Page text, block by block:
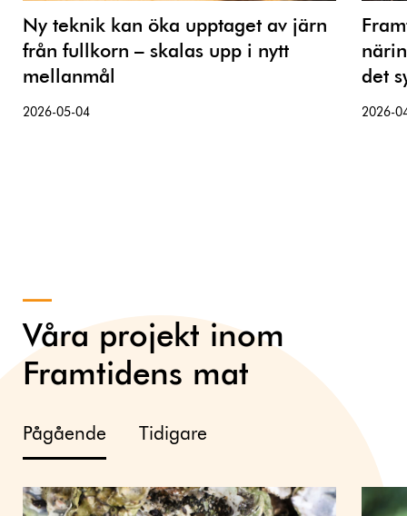
Ny teknik kan öka upptaget av järn
från fullkorn – skalas upp i nytt
mellanmål
2026-05-04
det
2026-
Våra projekt inom
Framtidens mat
Pågående Tidigare